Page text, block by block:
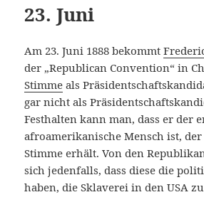
23. Juni
Am 23. Juni 1888 bekommt
der „Republican Convention“ in
Stimme als
gar nicht als
Festhalten kann man, dass er der
afroamerikanische Mensch ist,
Stimme erhält. Von den
sich jedenfalls, dass diese die
haben, die Sklaverei in den USA